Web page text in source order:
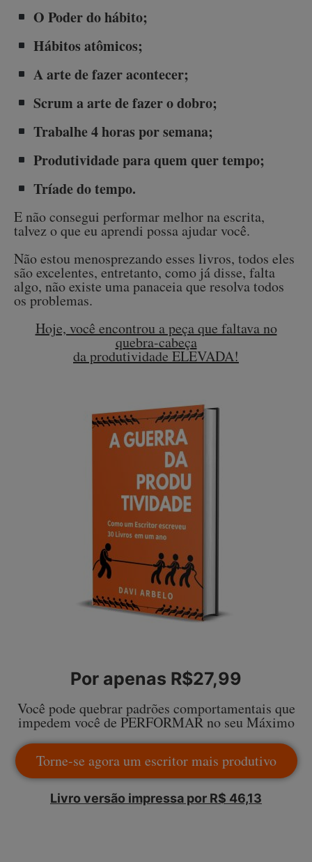
O Poder do hábito;
Hábitos atômicos;
A arte de fazer acontecer;
Scrum a arte de fazer o dobro;
Trabalhe 4 horas por semana;
Produtividade para quem quer tempo;
Tríade do tempo.
E não consegui performar melhor na escrita,
talvez o que eu aprendi possa ajudar você.
Não estou menosprezando esses livros, todos eles
são excelentes, entretanto, como já disse, falta
algo, não existe uma panaceia que resolva todos
os problemas.
Hoje, você encontrou a peça que faltava no
quebra-cabeça
da produtividade ELEVADA!
Por apenas R$27,99
Você pode quebrar padrões comportamentais que
impedem você de PERFORMAR no seu Máximo
Torne-se agora um escritor mais produtivo
Livro versão impressa por R$ 46,13